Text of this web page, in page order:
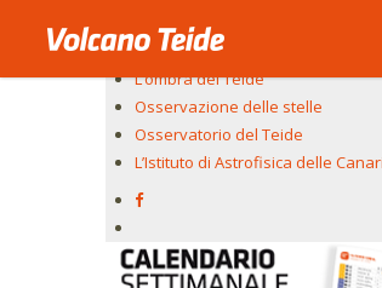
Osservatorio del Teide
Pico Viejo al tramonto
L’ombra del Teide
Osservazione delle stelle
Osservatorio del Teide
L’Istituto di Astrofisica delle